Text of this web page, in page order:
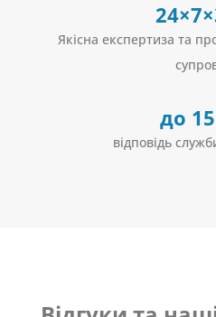
Якісна експертиза та
до
відповідь